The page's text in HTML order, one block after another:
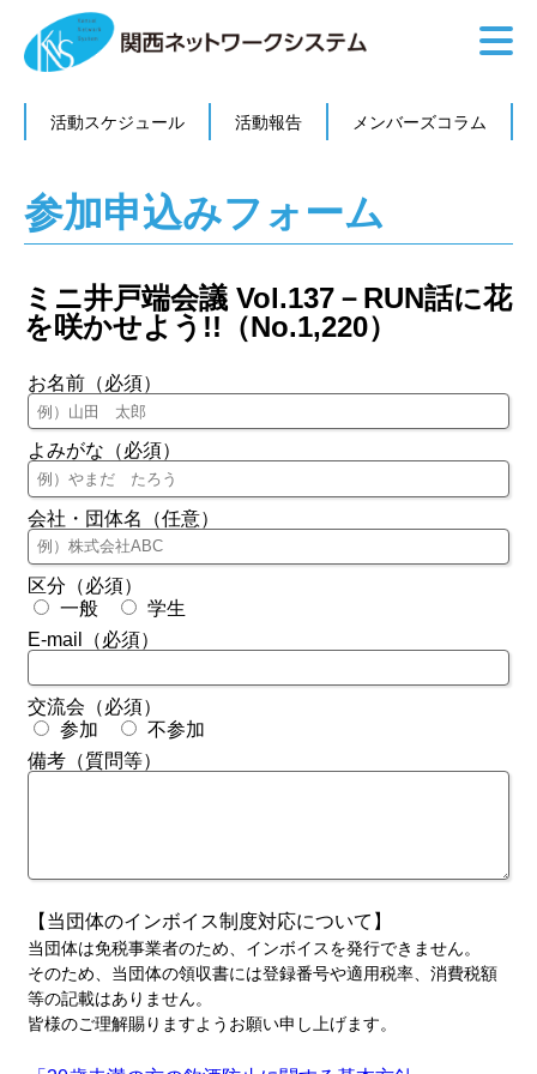
活動スケジュール 活動報告 メンバーズコラム
参加申込みフォーム
ミニ井戸端会議 Vol.137－RUN話に花
を咲かせよう!!（No.1,220）
お名前（必須）
よみがな（必須）
会社・団体名（任意）
区分（必須）
一般
学生
E-mail（必須）
交流会（必須）
参加
不参加
備考（質問等）
【当団体のインボイス制度対応について】
当団体は免税事業者のため、インボイスを発行できません。
そのため、当団体の領収書には登録番号や適用税率、消費税額
等の記載はありません。
皆様のご理解賜りますようお願い申し上げます。